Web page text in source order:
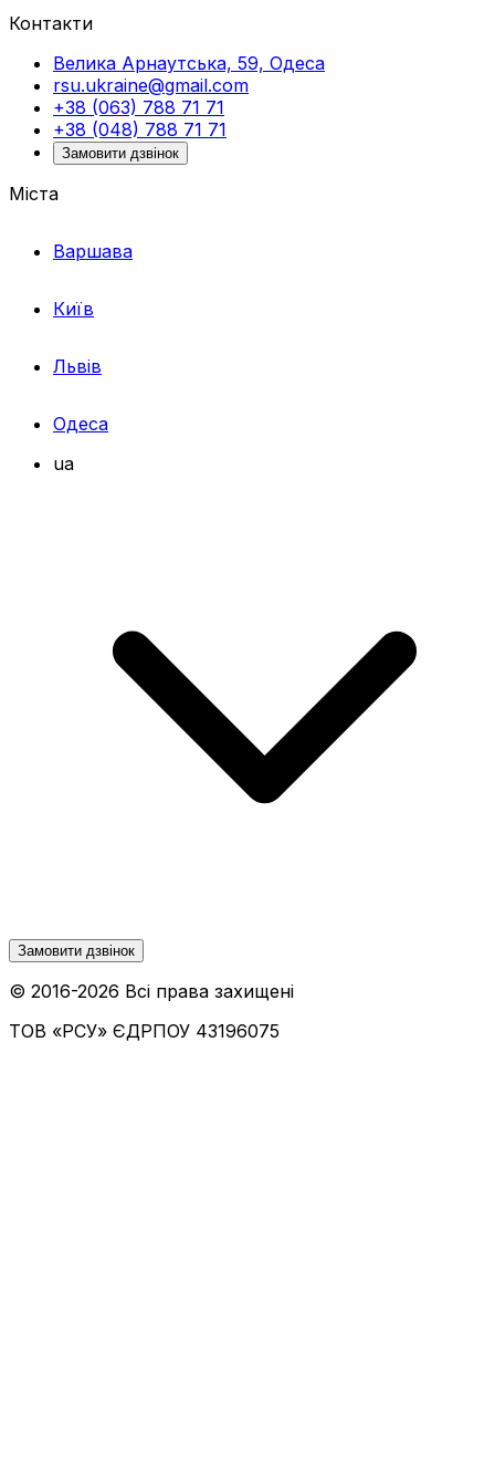
Контакти
Велика Арнаутська, 59, Одеса
rsu.ukraine@gmail.com
+38 (063) 788 71 71
+38 (048) 788 71 71
Замовити дзвінок
Міста
Варшава
Київ
Львів
Одеса
ua
Замовити дзвінок
© 2016-2026 Всі права захищені
ТОВ «РСУ» ЄДРПОУ 43196075